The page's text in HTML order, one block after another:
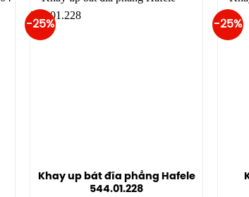
-25%
Khay up bát đĩa phẳng Hafele
544.01.228
-25%